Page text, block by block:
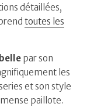
détaillées,
toutes les
par son
les
et son style
paillote.